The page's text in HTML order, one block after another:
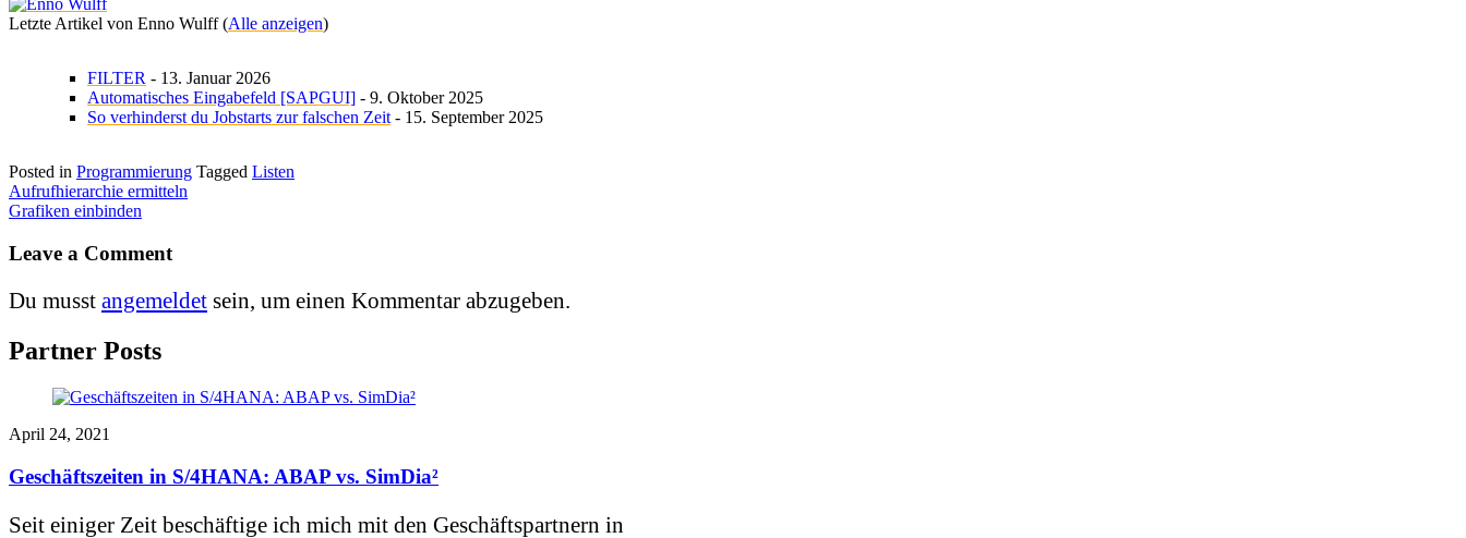
Letzte Artikel von Enno Wulff(Alle anzeigen)
FILTER - 13. Januar 2026
Automatisches Eingabefeld [SAPGUI] - 9. Oktober 2025
So verhinderst du Jobstarts zur falschen Zeit - 15. September 2025
Posted in Programmierung Tagged Listen
Beitragsnavigation
Aufrufhierarchie ermitteln
Grafiken einbinden
Leave a Comment
Du musst angemeldet sein, um einen Kommentar abzugeben.
Partner Posts
April 24, 2021
Geschäftszeiten in S/4HANA: ABAP vs. SimDia²
Seit einiger Zeit beschäftige ich mich mit den Geschäftspartnern in